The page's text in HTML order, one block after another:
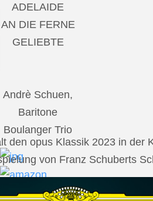
ADELAIDE
AN DIE FERNE
GELIEBTE
Andrè Schuen,
Baritone
Boulanger Trio
den opus Klassik 2023 in der
von Franz Schuberts